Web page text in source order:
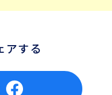
アする